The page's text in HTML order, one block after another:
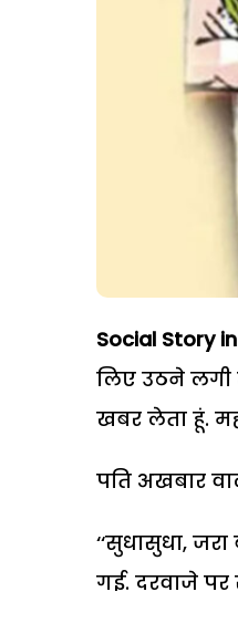
Social Story
लिए उठने लगी
खबर लेता हूं.
पति अखबार
‘‘सुधासुधा,
गई. दरवाजे